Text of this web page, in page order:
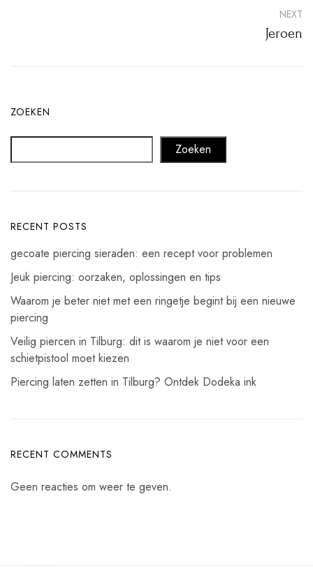
ZOEKEN
Zoeken
RECENT POSTS
gecoate piercing sieraden: een recept voor problemen
Jeuk piercing: oorzaken, oplossingen en tips
Waarom je beter niet met een ringetje begint bij een nieuwe
piercing
Veilig piercen in Tilburg: dit is waarom je niet voor een
schietpistool moet kiezen
Piercing laten zetten in Tilburg? Ontdek Dodeka ink
RECENT COMMENTS
Geen reacties om weer te geven.
NEXT
Jeroen